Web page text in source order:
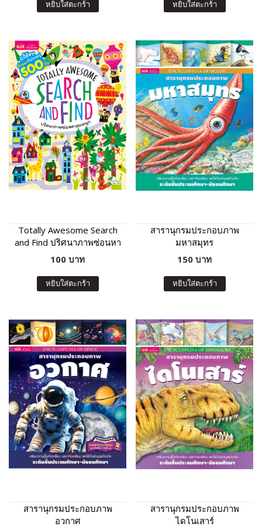
หยิบใส่ตะกร้า หยิบใส่ตะกร้า
Totally Awesome Search
and Find ปริศนาภาพซ่อนหา
สุดสนุก
100 บาท
หยิบใส่ตะกร้า
สารานุกรมประกอบภาพ
มหาสมุทร
150 บาท
หยิบใส่ตะกร้า
สารานุกรมประกอบภาพ
อวกาศ
สารานุกรมประกอบภาพ
ไดโนเสาร์